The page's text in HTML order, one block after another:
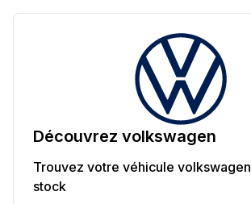
Découvrez volkswagen
Trouvez votre véhicule volkswagen
stock